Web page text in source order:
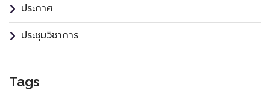
ประกาศ
ประชุมวิชาการ
Tags